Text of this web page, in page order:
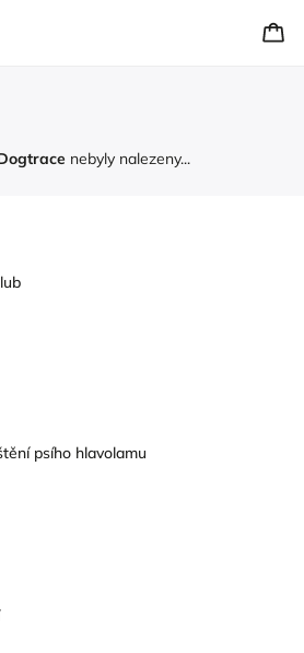
nebyly nalezeny...
psího hlavolamu